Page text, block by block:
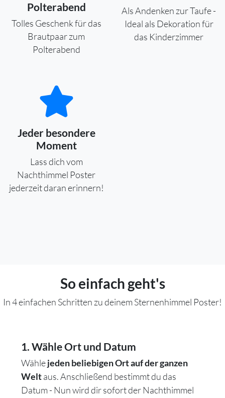
Polterabend
Tolles Geschenk für das
Brautpaar zum
Polterabend
Als Andenken zur Taufe -
Ideal als Dekoration für
das Kinderzimmer
Jeder besondere
Moment
Lass dich vom
Nachthimmel Poster
jederzeit daran erinnern!
So einfach geht's
In 4 einfachen Schritten zu deinem Sternenhimmel Poster!
1. Wähle Ort und Datum
Wählejeden beliebigen Ort auf der ganzen
Weltaus. Anschließend bestimmt du das
Datum - Nun wird dir sofort der Nachthimmel